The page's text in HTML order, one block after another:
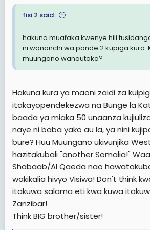
ndani ya moja.
Tanzania becomes Bara as against
- Kwa hoja yoyote ya conflict Zanzibar
kudeal na mshirika mwenzake
get her rights? Na ndio tumefika hapa
l) Ni namna gani tutakuwa na uwiano
za Muungano bila ya kutenganisha
Zanzibar? Ni
lazima tuwe na mamlaka tatu ili katika
share na twenye jukumu la pamoja
utaratibu unaoeleweka wa ajira.
- Leo kuwepo Mzanzibari kwenye
ihsani tu na kidogo kupenya penya.
- Hivi sasa kuna Mzanzibari mmoja tu
fisi 2 said:
hakuna muafaka kwenye hili
ni wananchi wa pande 2 kupiga kura.
muungano wanautaka?
Hakuna kura ya maoni zaidi za
itakayopendekezwa na Bunge la
baada ya miaka 50 unaanza
naye ni baba yako au la, ya nini
bure? Huu Muungano ukivunjika
hazitakubali "another Somalia!"
Shabaab/Al Qaeda nao
wakikalia hivyo Visiwa! Don't think
itakuwa salama eti kwa kuwa
Zanzibar!
Think BIG brother/sister!